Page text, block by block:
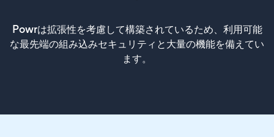
Powrは拡張性を考慮して構築されているため、利用可能
な最先端の組み込みセキュリティと大量の機能を備えてい
ます。